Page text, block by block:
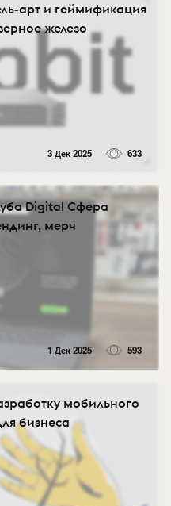
арт и геймификация
железо
3 Дек 2025 633
Digital Сфера
мерч
1 Дек 2025 593
мобильного
бизнеса